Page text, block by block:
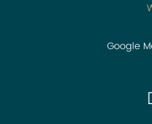
Google